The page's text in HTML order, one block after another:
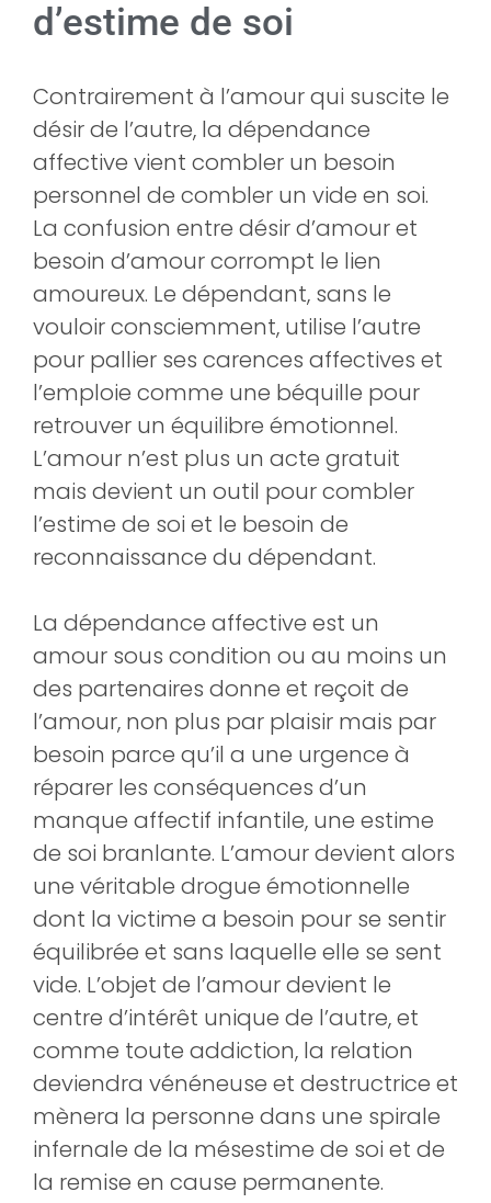
d’estime de soi
Contrairement à l’amour qui suscite le
désir de l’autre, la dépendance
affective vient combler un besoin
personnel de combler un vide en soi.
La confusion entre désir d’amour et
besoin d’amour corrompt le lien
amoureux. Le dépendant, sans le
vouloir consciemment, utilise l’autre
pour pallier ses carences affectives et
l’emploie comme une béquille pour
retrouver un équilibre émotionnel.
L’amour n’est plus un acte gratuit
mais devient un outil pour combler
l’estime de soi et le besoin de
reconnaissance du dépendant.
La dépendance affective est un
amour sous condition ou au moins un
des partenaires donne et reçoit de
l’amour, non plus par plaisir mais par
besoin parce qu’il a une urgence à
réparer les conséquences d’un
manque affectif infantile, une estime
de soi branlante. L’amour devient alors
une véritable drogue émotionnelle
dont la victime a besoin pour se sentir
équilibrée et sans laquelle elle se sent
vide. L’objet de l’amour devient le
centre d’intérêt unique de l’autre, et
comme toute addiction, la relation
deviendra vénéneuse et destructrice et
mènera la personne dans une spirale
infernale de la mésestime de soi et de
la remise en cause permanente.